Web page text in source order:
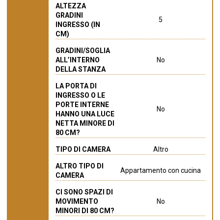
ALTEZZA
GRADINI
INGRESSO (IN
CM)
5
GRADINI/SOGLIA
ALL’INTERNO
DELLA STANZA
No
LA PORTA DI
INGRESSO O LE
PORTE INTERNE
HANNO UNA LUCE
NETTA MINORE DI
80 CM?
No
TIPO DI CAMERA Altro
ALTRO TIPO DI
CAMERA
Appartamento con cucina
CI SONO SPAZI DI
MOVIMENTO
MINORI DI 80 CM?
No